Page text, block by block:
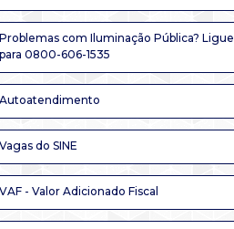
Problemas com Iluminação Pública? Ligue
para 0800-606-1535
Autoatendimento
Vagas do SINE
VAF - Valor Adicionado Fiscal